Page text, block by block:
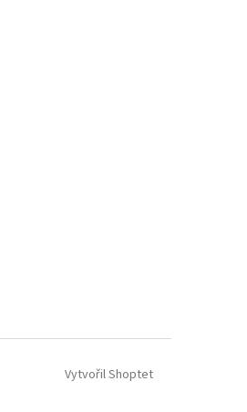
Vytvořil Shoptet